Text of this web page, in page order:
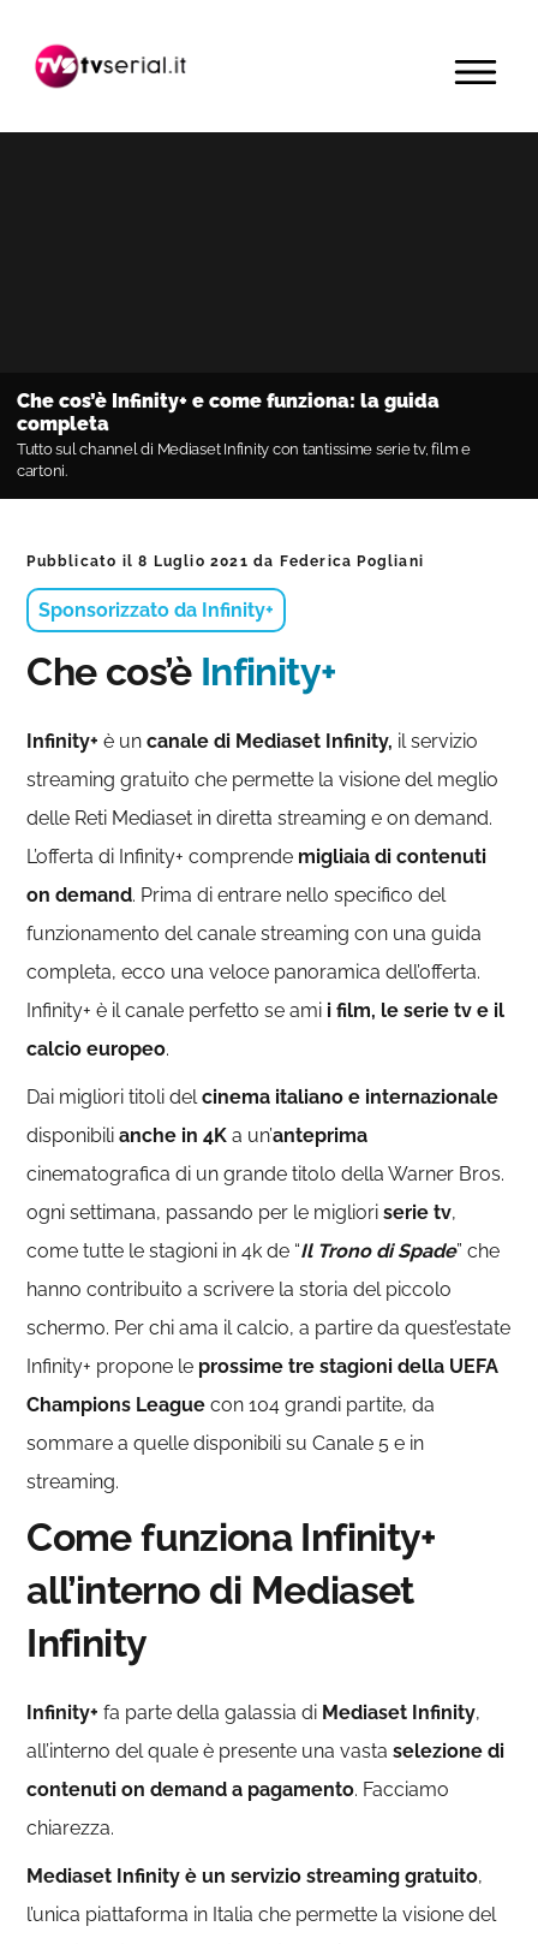
navigazione
contenuto
MENU
Che cos’è Infinity+ e come funziona: la guida
completa
Tutto sul channel di Mediaset Infinity con tantissime serie tv, film e
cartoni.
Pubblicato il8 Luglio 2021 da Federica Pogliani
Sponsorizzato da Infinity+
Che cos’è Infinity+
Infinity+ è uncanale di Mediaset Infinity, il servizio
streaming gratuito che permette la visione del meglio
delle Reti Mediaset in diretta streaming e on demand.
L’offerta di Infinity+ comprende migliaia di contenuti
on demand. Prima di entrare nello specifico del
funzionamento del canale streaming con una guida
completa, ecco una veloce panoramica dell’offerta.
Infinity+ è il canale perfetto se ami i film, le serie tv e il
calcio europeo.
Dai migliori titoli delcinema italiano e internazionale
disponibilianche in 4K a un’anteprima
cinematografica di un grande titolo della Warner Bros.
ogni settimana, passando per le miglioriserie tv,
come tutte le stagioni in 4k de “Il Trono di Spade” che
hanno contribuito a scrivere la storia del piccolo
schermo. Per chi ama il calcio, a partire da quest’estate
Infinity+ propone le prossime tre stagioni della UEFA
Champions League con 104 grandi partite, da
sommare a quelle disponibili su Canale 5 e in
streaming.
Come funziona Infinity+
all’interno di Mediaset
Infinity
Infinity+ fa parte della galassia di Mediaset Infinity,
all’interno del quale è presente una vastaselezione di
contenuti on demand a pagamento. Facciamo
chiarezza.
Mediaset Infinity è un servizio streaming gratuito,
l’unica piattaforma in Italia che permette la visione del